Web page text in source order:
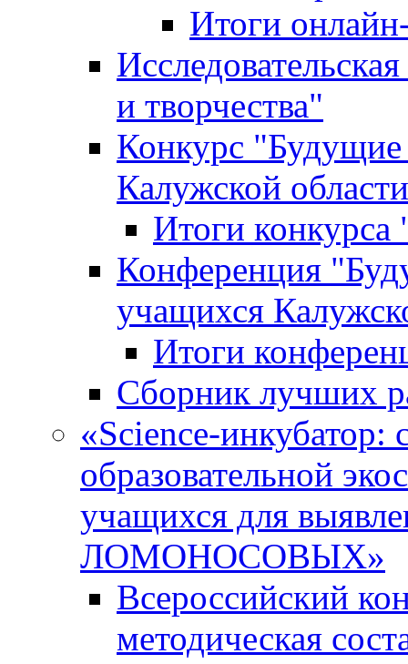
Итоги
и творчества"
Конкурс
Калужской области
Итоги
Конференция
учащихся
Итоги
Сборник лучших
«Science-инкубатор:
образовательной
учащихся для
ЛОМОНОСОВЫХ»
Всероссийский
методическая